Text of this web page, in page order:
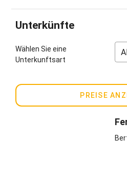
Unterkünfte
Wählen Sie eine
Unterkunftsart
PREISE